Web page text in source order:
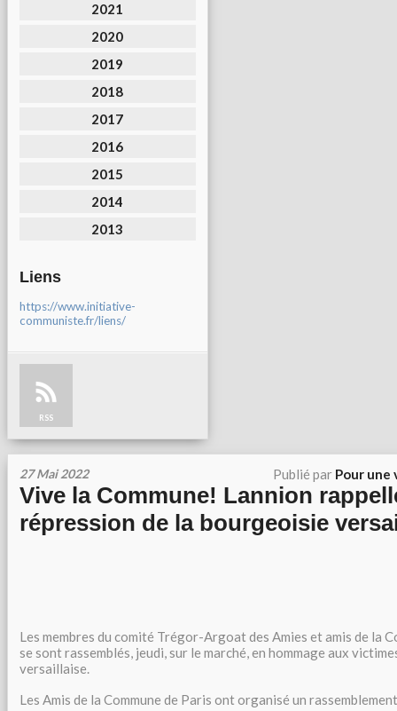
2021
2020
2019
2018
2017
2016
2015
2014
2013
Liens
https://www.initiative-
communiste.fr/liens/
RSS
27 Mai 2022 Publié par Pour une
Vive la Commune! Lannion
répression de la bourgeoisie
Les membres du comité Trégor-Argoat des Amies et amis de la
se sont rassemblés, jeudi, sur le marché, en hommage aux
versaillaise.
Les Amis de la Commune de Paris ont organisé un